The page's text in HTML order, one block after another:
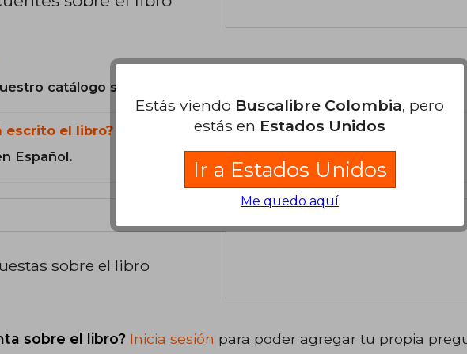
catálogo son Originales.
escrito el libro?
Español.
sobre el libro
sobre el libro? Inicia sesión para poder agregar tu propia
Estás viendo Buscalibre Colombia, pero
estás en Estados Unidos
Ir a Estados Unidos
Me quedo aquí